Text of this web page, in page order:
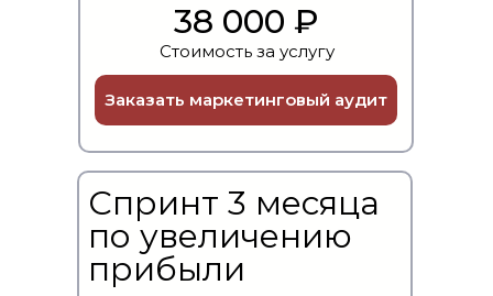
Стоимость за услугу
38 000 ₽
Спринт 3 месяца
по увеличению
прибыли
Заказать маркетинговый аудит